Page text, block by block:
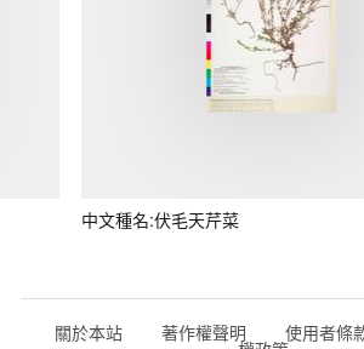
中文種名:伏毛天芹菜
關於本站 著作權聲明 使用者條